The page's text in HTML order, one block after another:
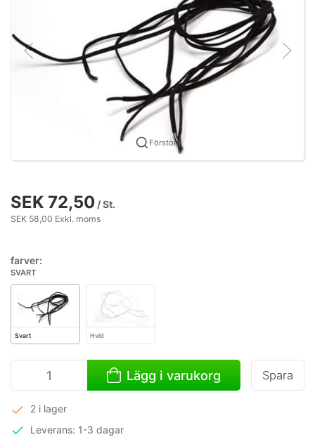
Förstora
SEK 72,50 / St.
SEK 58,00 Exkl. moms
farver:
SVART
Svart Hvid
Lägg i varukorg Spara
2 i lager
Leverans: 1-3 dagar